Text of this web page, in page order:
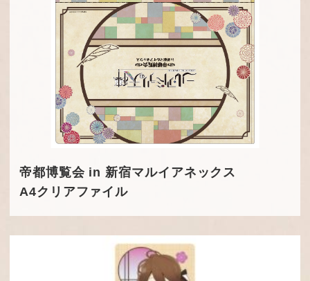
帝都博覧会 in 新宿マルイアネックス
A4クリアファイル